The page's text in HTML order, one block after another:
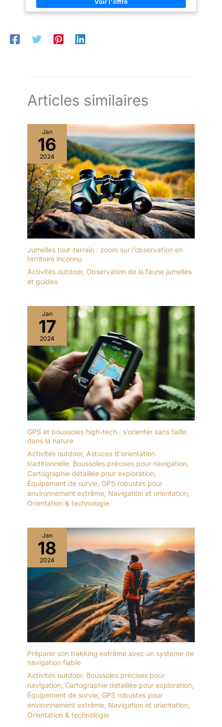
et sangle de cou】 Le cache-
oculaire cadeau et le cache-
de transport et la sangle de cou
peuvent vous permettre de
Articles similaires
Jan
16
2024
Jumelles tout-terrain : zoom sur l’observation en
territoire inconnu
Activités outdoor, Observation de la faune jumelles
et guides
Jan
17
2024
GPS et boussoles high-tech : s’orienter sans faille
dans la nature
Activités outdoor, Astuces d'orientation
traditionnelle, Boussoles précises pour navigation,
Cartographie détaillée pour exploration,
Équipement de survie, GPS robustes pour
environnement extrême, Navigation et orientation,
Orientation & technologie
Jan
18
2024
Préparer son trekking extrême avec un système de
navigation fiable
Activités outdoor, Boussoles précises pour
navigation, Cartographie détaillée pour exploration,
Équipement de survie, GPS robustes pour
environnement extrême, Navigation et orientation,
Orientation & technologie